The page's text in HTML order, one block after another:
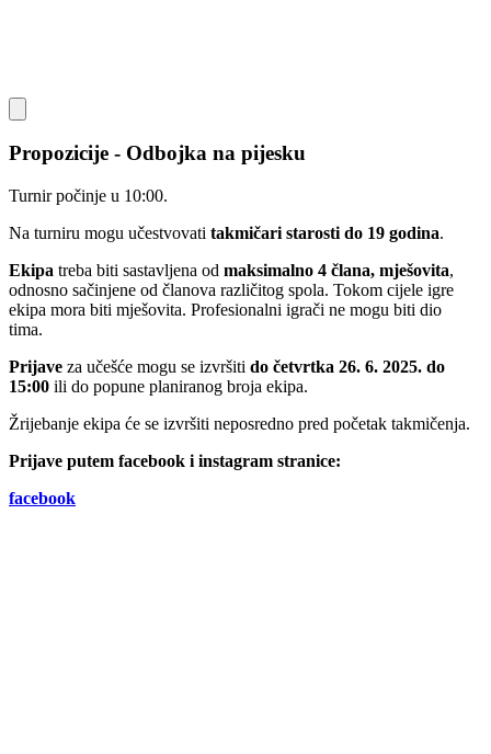
Propozicije - Odbojka na pijesku
Turnir počinje u 10:00.
Na turniru mogu učestvovati takmičari starosti do 19 godina.
Ekipa treba biti sastavljena od maksimalno 4 člana, mješovita,
odnosno sačinjene od članova različitog spola. Tokom cijele igre
ekipa mora biti mješovita. Profesionalni igrači ne mogu biti dio
tima.
Prijave za učešće mogu se izvršiti do četvrtka 26. 6. 2025. do
15:00 ili do popune planiranog broja ekipa.
Žrijebanje ekipa će se izvršiti neposredno pred početak takmičenja.
Prijave putem facebook i instagram stranice:
facebook